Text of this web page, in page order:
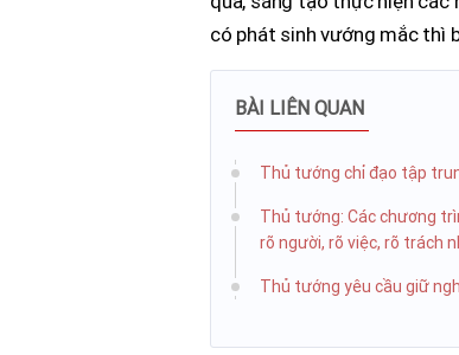
có phát sinh vướng mắc thì
BÀI LIÊN QUAN
Thủ tướng chỉ đạo tập
Thủ tướng: Các chương
rõ người, rõ việc, rõ trách
Thủ tướng yêu cầu giữ